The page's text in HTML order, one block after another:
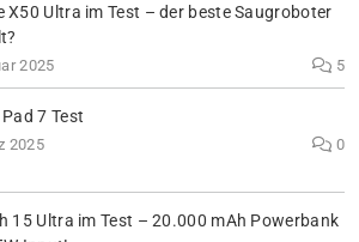
X50 Ultra im Test – der beste Saugroboter
2025 5
7 Test
2025 0
15 Ultra im Test – 20.000 mAh Powerbank